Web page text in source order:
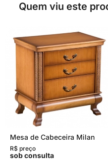
Quem viu este
Mesa de Cabeceira Milan
R$ preço
sob consulta